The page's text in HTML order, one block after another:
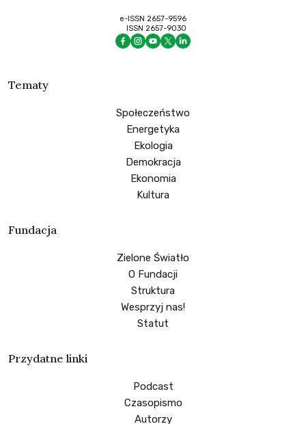
e-ISSN 2657-9596
ISSN 2657-9030
Tematy
Społeczeństwo
Energetyka
Ekologia
Demokracja
Ekonomia
Kultura
Fundacja
Zielone Światło
O Fundacji
Struktura
Wesprzyj nas!
Statut
Przydatne linki
Podcast
Czasopismo
Autorzy